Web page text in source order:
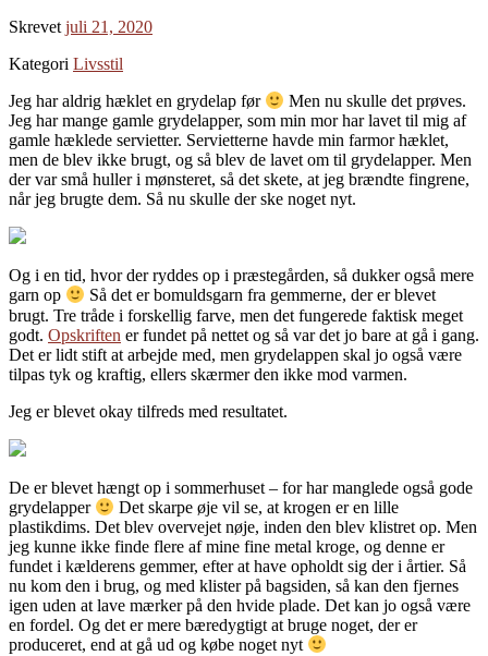
Skrevet juli 21, 2020
Kategori Livsstil
Jeg har aldrig hæklet en grydelap før
Men nu skulle det prøves.
Jeg har mange gamle grydelapper, som min mor har lavet til mig af
gamle hæklede servietter. Servietterne havde min farmor hæklet,
men de blev ikke brugt, og så blev de lavet om til grydelapper. Men
der var små huller i mønsteret, så det skete, at jeg brændte fingrene,
når jeg brugte dem. Så nu skulle der ske noget nyt.
Og i en tid, hvor der ryddes op i præstegården, så dukker også mere
garn op
Så det er bomuldsgarn fra gemmerne, der er blevet
brugt. Tre tråde i forskellig farve, men det fungerede faktisk meget
godt. Opskriften er fundet på nettet og så var det jo bare at gå i gang.
Det er lidt stift at arbejde med, men grydelappen skal jo også være
tilpas tyk og kraftig, ellers skærmer den ikke mod varmen.
Jeg er blevet okay tilfreds med resultatet.
De er blevet hængt op i sommerhuset – for har manglede også gode
grydelapper
Det skarpe øje vil se, at krogen er en lille
plastikdims. Det blev overvejet nøje, inden den blev klistret op. Men
jeg kunne ikke finde flere af mine fine metal kroge, og denne er
fundet i kælderens gemmer, efter at have opholdt sig der i årtier. Så
nu kom den i brug, og med klister på bagsiden, så kan den fjernes
igen uden at lave mærker på den hvide plade. Det kan jo også være
en fordel. Og det er mere bæredygtigt at bruge noget, der er
produceret, end at gå ud og købe noget nyt